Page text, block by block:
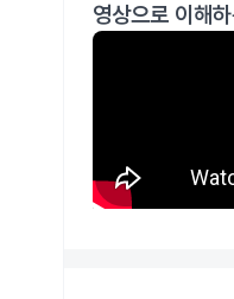
영상으로 이해